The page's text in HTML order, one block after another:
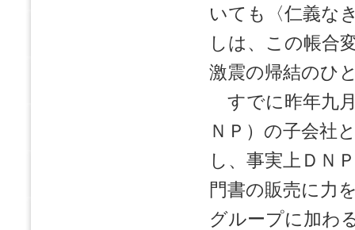
いても〈仁義な
しは、この帳合
激震の帰結のひ
すでに昨年九
ＮＰ）の子会社
し、事実上ＤＮ
門書の販売に力
グループに加わ